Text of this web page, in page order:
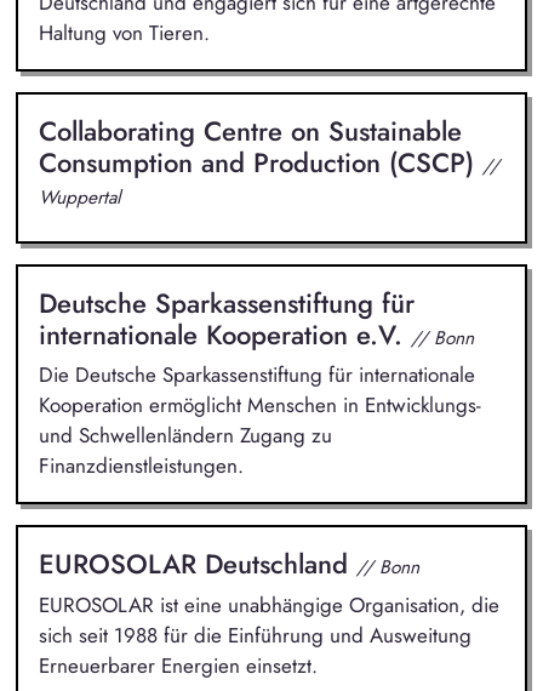
Haltung von Tieren.
Collaborating Centre on Sustainable
Consumption and Production (CSCP) //
Wuppertal
Deutsche Sparkassenstiftung für
internationale Kooperation e.V. // Bonn
Die Deutsche Sparkassenstiftung für internationale
Kooperation ermöglicht Menschen in Entwicklungs-
und Schwellenländern Zugang zu
Finanzdienstleistungen.
EUROSOLAR Deutschland // Bonn
EUROSOLAR ist eine unabhängige Organisation, die
sich seit 1988 für die Einführung und Ausweitung
Erneuerbarer Energien einsetzt.